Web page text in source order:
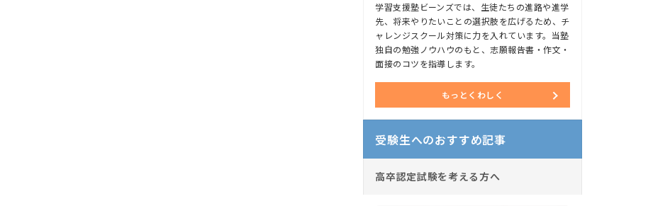
学習支援塾ビーンズでは、生徒たちの進路や進学
先、将来やりたいことの選択肢を広げるため、チ
ャレンジスクール対策に力を入れています。当塾
独自の勉強ノウハウのもと、志願報告書・作文・
面接のコツを指導します。
もっとくわしく
受験生へのおすすめ記事
高卒認定試験を考える方へ